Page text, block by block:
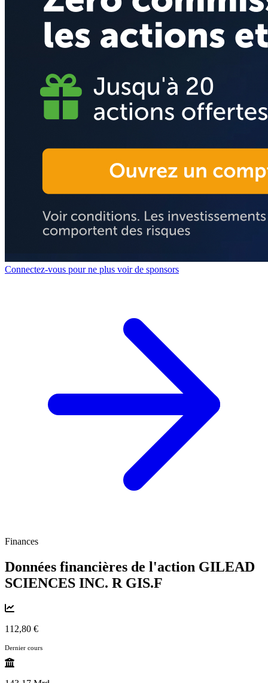
Connectez-vous pour ne plus voir de sponsors
Finances
Données financières de l'action GILEAD
SCIENCES INC. R GIS.F
112,80 €
Dernier cours